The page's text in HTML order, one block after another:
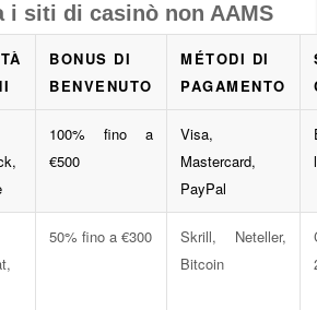
i siti di casinò non AAMS
BONUS DI
BENVENUTO
MÉTODI DI
PAGAMENTO
100% fino a
€500
Visa,
Mastercard,
PayPal
50% fino a €300
Skrill, Neteller,
Bitcoin